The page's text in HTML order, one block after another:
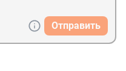
Отправить